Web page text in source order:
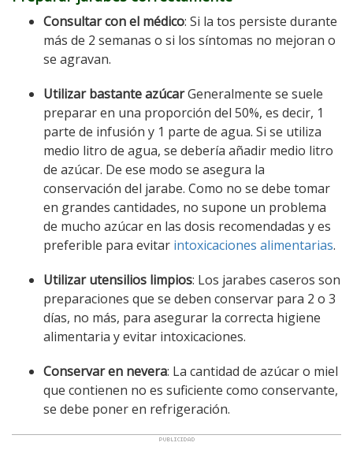
Consultar con el médico: Si la tos persiste durante
más de 2 semanas o si los síntomas no mejoran o
se agravan.
Utilizar bastante azúcarGeneralmente se suele
preparar en una proporción del 50%, es decir, 1
parte de infusión y 1 parte de agua. Si se utiliza
medio litro de agua, se debería añadir medio litro
de azúcar. De ese modo se asegura la
conservación del jarabe. Como no se debe tomar
en grandes cantidades, no supone un problema
de mucho azúcar en las dosis recomendadas y es
preferible para evitar intoxicaciones alimentarias.
Utilizar utensilios limpios: Los jarabes caseros son
preparaciones que se deben conservar para 2 o 3
días, no más, para asegurar la correcta higiene
alimentaria y evitar intoxicaciones.
Conservar en nevera: La cantidad de azúcar o miel
que contienen no es suficiente como conservante,
se debe poner en refrigeración.